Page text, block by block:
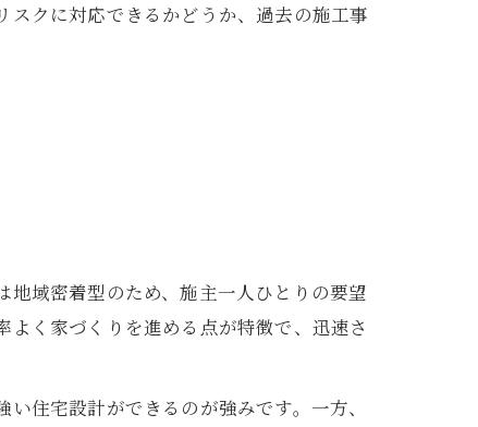
クに対応できるかどうか、過去の施工事
域密着型のため、施主一人ひとりの要望
く家づくりを進める点が特徴で、迅速さ
住宅設計ができるのが強みです。一方、